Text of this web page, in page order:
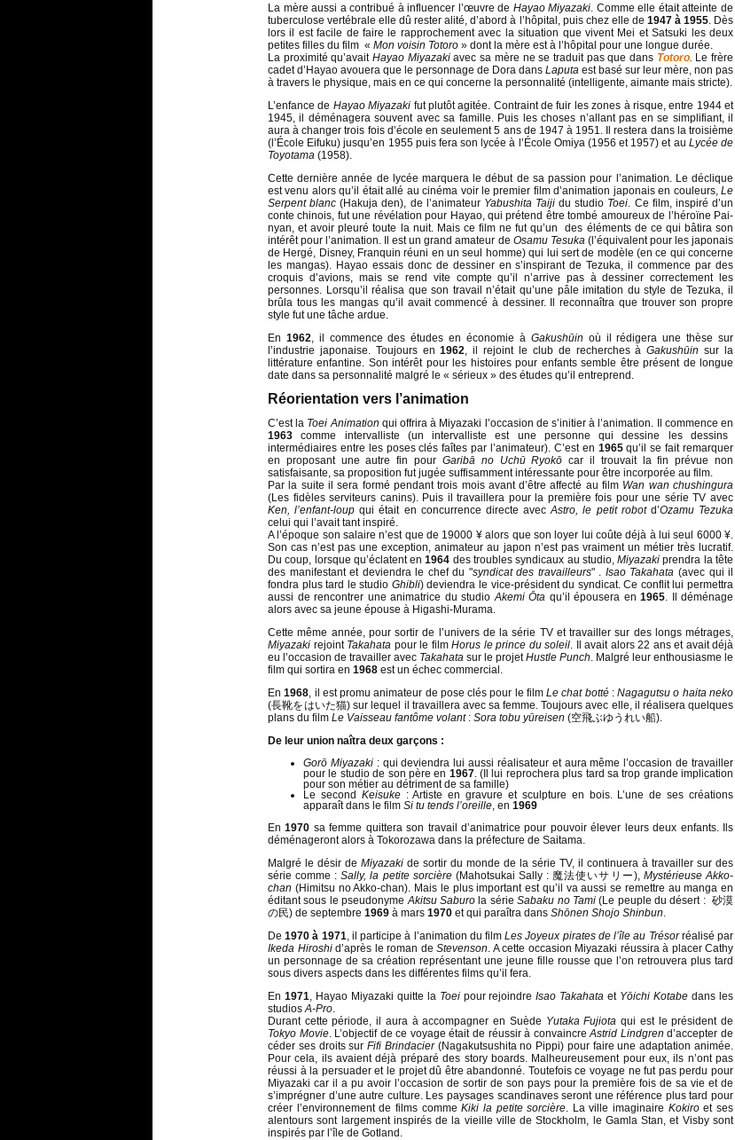
La mère aussi a contribué à influencer l’œuvre de Hayao Miyazaki. Comme elle était atteinte de
tuberculose vertébrale elle dû rester alité, d’abord à l’hôpital, puis chez elle de 1947 à 1955. Dès
lors il est facile de faire le rapprochement avec la situation que vivent Mei et Satsuki les deux
petites filles du film « Mon voisin Totoro » dont la mère est à l’hôpital pour une longue durée.
La proximité qu’avaitHayao Miyazakiavec sa mère ne se traduit pas que dans Totoro. Le frère
cadet d’Hayao avouera que le personnage de Dora dans Laputa est basé sur leur mère, non pas
à travers le physique, mais en ce qui concerne la personnalité (intelligente, aimante mais stricte).
L’enfance de Hayao Miyazaki fut plutôt agitée. Contraint de fuir les zones à risque, entre 1944 et
1945, il déménagera souvent avec sa famille. Puis les choses n’allant pas en se simplifiant, il
aura à changer trois fois d’école en seulement 5 ans de 1947 à 1951. Il restera dans la troisième
(l’École Eifuku) jusqu’en 1955 puis fera son lycée à l’École Omiya (1956 et 1957) et au Lycée de
Toyotama (1958).
Cette dernière année de lycée marquera le début de sa passion pour l’animation. Le déclique
est venu alors qu’il était allé au cinéma voir le premier film d’animation japonais en couleurs, Le
Serpent blanc (Hakuja den), de l’animateur Yabushita Taiji du studio Toei. Ce film, inspiré d’un
conte chinois, fut une révélation pour Hayao, qui prétend être tombé amoureux de l’héroïne Pai-
nyan, et avoir pleuré toute la nuit. Mais ce film ne fut qu’un des éléments de ce qui bâtira son
intérêt pour l’animation. Il est un grand amateur de Osamu Tesuka(l’équivalent pour les japonais
de Hergé, Disney, Franquin réuni en un seul homme) qui lui sert de modèle (en ce qui concerne
les mangas). Hayao essais donc de dessiner en s’inspirant de Tezuka, il commence par des
croquis d’avions, mais se rend vite compte qu’il n’arrive pas à dessiner correctement les
personnes. Lorsqu’il réalisa que son travail n’était qu’une pâle imitation du style de Tezuka, il
brûla tous les mangas qu’il avait commencé à dessiner. Il reconnaîtra que trouver son propre
style fut une tâche ardue.
En 1962, il commence des études en économie à Gakushūin où il rédigera une thèse sur
l’industrie japonaise. Toujours en1962, il rejoint le club de recherches àGakushūin sur la
littérature enfantine. Son intérêt pour les histoires pour enfants semble être présent de longue
date dans sa personnalité malgré le « sérieux » des études qu’il entreprend.
Réorientation vers l’animation
C’est la Toei Animation qui offrira à Miyazaki l’occasion de s’initier à l’animation. Il commence en
1963 comme intervalliste (un intervalliste est une personne qui dessine les dessins
intermédiaires entre les poses clés faîtes par l’animateur). C’est en 1965qu’il se fait remarquer
en proposant une autre fin pour Garibā no Uchū Ryokō car il trouvait la fin prévue non
satisfaisante, sa proposition fut jugée suffisamment intéressante pour être incorporée au film.
Par la suite il sera formé pendant trois mois avant d’être affecté au film Wan wan chushingura
(Les fidèles serviteurs canins). Puis il travaillera pour la première fois pour une série TV avec
Ken, l’enfant-loup qui était en concurrence directe avecAstro, le petit robotd’Ozamu Tezuka
celui qui l’avait tant inspiré.
A l’époque son salaire n’est que de 19000 ¥ alors que son loyer lui coûte déjà à lui seul 6000 ¥.
Son cas n’est pas une exception, animateur au japon n’est pas vraiment un métier très lucratif.
Du coup, lorsque qu’éclatent en1964 des troubles syndicaux au studio,Miyazaki prendra la tête
des manifestant et deviendra le chef du "syndicat des travailleurs" . Isao Takahata (avec qui il
fondra plus tard le studio Ghibli) deviendra le vice-président du syndicat. Ce conflit lui permettra
aussi de rencontrer une animatrice du studioAkemi Ōta qu’il épousera en 1965. Il déménage
alors avec sa jeune épouse à Higashi-Murama.
Cette même année, pour sortir de l’univers de la série TV et travailler sur des longs métrages,
Miyazaki rejoint Takahata pour le film Horus le prince du soleil. Il avait alors 22 ans et avait déjà
eu l’occasion de travailler avec Takahata sur le projetHustle Punch. Malgré leur enthousiasme le
film qui sortira en 1968 est un échec commercial.
En1968, il est promu animateur de pose clés pour le filmLe chat botté:Nagagutsu o haita neko
(長靴をはいた猫) sur lequel il travaillera avec sa femme. Toujours avec elle, il réalisera quelques
plans du film Le Vaisseau fantôme volant: Sora tobu yūreisen (空飛ぶゆうれい船).
De leur union naîtra deux garçons :
Gorō Miyazaki: qui deviendra lui aussi réalisateur et aura même l’occasion de travailler
pour le studio de son père en 1967. (Il lui reprochera plus tard sa trop grande implication
pour son métier au détriment de sa famille)
Le second Keisuke: Artiste en gravure et sculpture en bois. L’une de ses créations
apparaît dans le film Si tu tends l’oreille, en 1969
En1970 sa femme quittera son travail d’animatrice pour pouvoir élever leurs deux enfants. Ils
déménageront alors à Tokorozawa dans la préfecture de Saitama.
Malgré le désir de Miyazaki de sortir du monde de la série TV, il continuera à travailler sur des
série comme :Sally, la petite sorcière(Mahotsukai Sally : 魔法使いサリー), Mystérieuse Akko-
chan (Himitsu no Akko-chan). Mais le plus important est qu’il va aussi se remettre au manga en
éditant sous le pseudonymeAkitsu Saburola sérieSabaku no Tami(Le peuple du désert : 砂漠
の民) de septembre 1969 à mars 1970 et qui paraîtra dans Shōnen Shojo Shinbun.
De1970 à 1971, il participe à l’animation du filmLes Joyeux pirates de l’île au Trésorréalisé par
Ikeda Hiroshid’après le roman de Stevenson. A cette occasion Miyazaki réussira à placer Cathy
un personnage de sa création représentant une jeune fille rousse que l’on retrouvera plus tard
sous divers aspects dans les différentes films qu’il fera.
En 1971, Hayao Miyazaki quitte la Toei pour rejoindreIsao Takahata et Yōichi Kotabe dans les
studiosA-Pro.
Durant cette période, il aura à accompagner en Suède Yutaka Fujiota qui est le président de
Tokyo Movie. L’objectif de ce voyage était de réussir à convaincreAstrid Lindgren d’accepter de
céder ses droits surFifi Brindacier(Nagakutsushita no Pippi) pour faire une adaptation animée.
Pour cela, ils avaient déjà préparé des story boards. Malheureusement pour eux, ils n’ont pas
réussi à la persuader et le projet dû être abandonné. Toutefois ce voyage ne fut pas perdu pour
Miyazaki car il a pu avoir l’occasion de sortir de son pays pour la première fois de sa vie et de
s’imprégner d’une autre culture. Les paysages scandinaves seront une référence plus tard pour
créer l’environnement de films commeKiki la petite sorcière. La ville imaginaire Kokiroet ses
alentours sont largement inspirés de la vieille ville de Stockholm, le Gamla Stan, et Visby sont
inspirés par l’île de Gotland.